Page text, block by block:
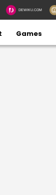
DEWIKU.COM
Games